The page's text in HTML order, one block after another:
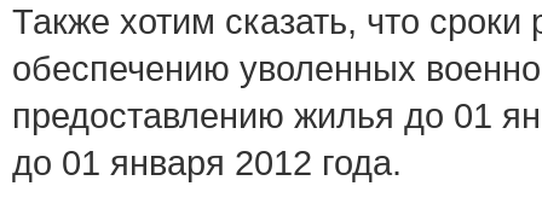
Также хотим сказать, что
обеспечению уволенных
предоставлению жилья до 01
до 01 января 2012 года.